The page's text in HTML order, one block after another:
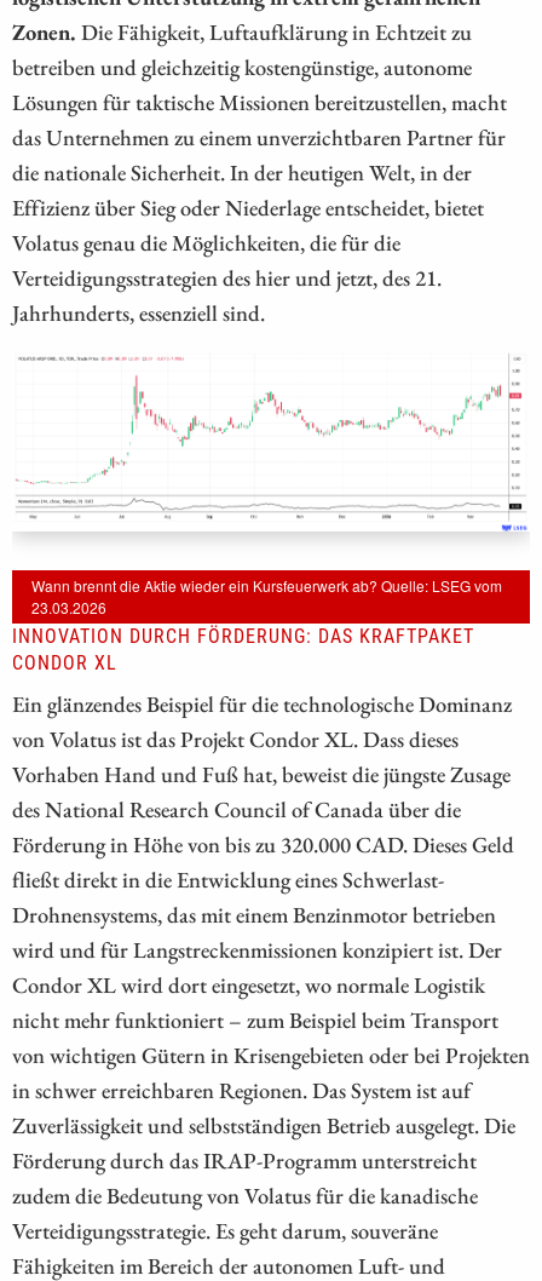
Zonen. Die Fähigkeit, Luftaufklärung in Echtzeit zu
betreiben und gleichzeitig kostengünstige, autonome
Lösungen für taktische Missionen bereitzustellen, macht
das Unternehmen zu einem unverzichtbaren Partner für
die nationale Sicherheit. In der heutigen Welt, in der
Effizienz über Sieg oder Niederlage entscheidet, bietet
Volatus genau die Möglichkeiten, die für die
Verteidigungsstrategien des hier und jetzt, des 21.
Jahrhunderts, essenziell sind.
Wann brennt die Aktie wieder ein Kursfeuerwerk ab? Quelle: LSEG vom
23.03.2026
INNOVATION DURCH FÖRDERUNG: DAS KRAFTPAKET
CONDOR XL
Ein glänzendes Beispiel für die technologische Dominanz
von Volatus ist das Projekt Condor XL. Dass dieses
Vorhaben Hand und Fuß hat, beweist die jüngste Zusage
des National Research Council of Canada über die
Förderung in Höhe von bis zu 320.000 CAD. Dieses Geld
fließt direkt in die Entwicklung eines Schwerlast-
Drohnensystems, das mit einem Benzinmotor betrieben
wird und für Langstreckenmissionen konzipiert ist. Der
Condor XL wird dort eingesetzt, wo normale Logistik
nicht mehr funktioniert – zum Beispiel beim Transport
von wichtigen Gütern in Krisengebieten oder bei Projekten
in schwer erreichbaren Regionen. Das System ist auf
Zuverlässigkeit und selbstständigen Betrieb ausgelegt. Die
Förderung durch das IRAP-Programm unterstreicht
zudem die Bedeutung von Volatus für die kanadische
Verteidigungsstrategie. Es geht darum, souveräne
Fähigkeiten im Bereich der autonomen Luft- und